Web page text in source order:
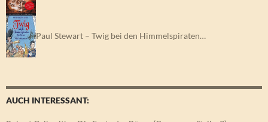
Paul Stewart – Twig bei den Himmelspiraten…
AUCH INTERESSANT: